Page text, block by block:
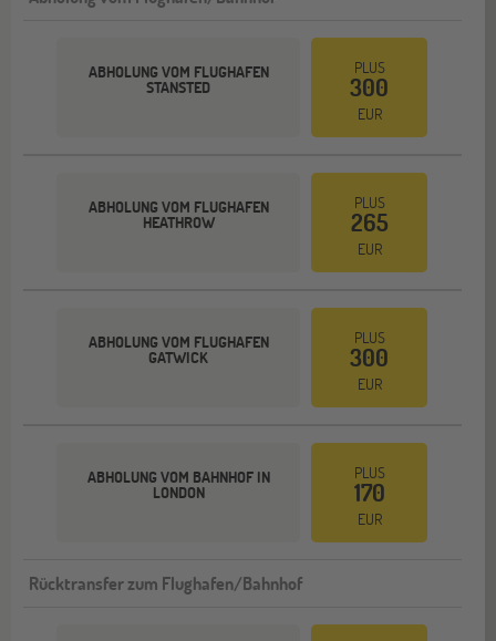
ABHOLUNG VOM FLUGHAFEN
STANSTED
PLUS
300
EUR
ABHOLUNG VOM FLUGHAFEN
HEATHROW
PLUS
265
EUR
ABHOLUNG VOM FLUGHAFEN
GATWICK
PLUS
300
EUR
ABHOLUNG VOM BAHNHOF IN
LONDON
PLUS
170
EUR
Rücktransfer zum Flughafen/Bahnhof